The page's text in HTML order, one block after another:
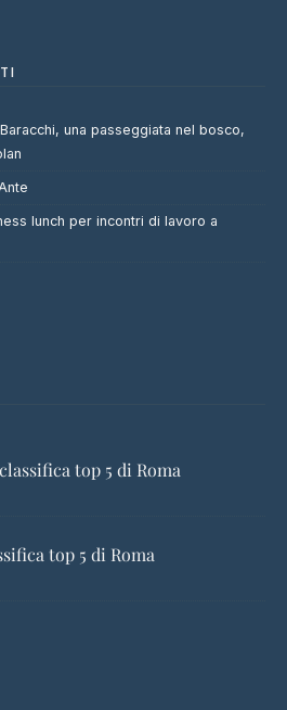
una passeggiata nel bosco,
lunch per incontri di lavoro a
top 5 di Roma
top 5 di Roma